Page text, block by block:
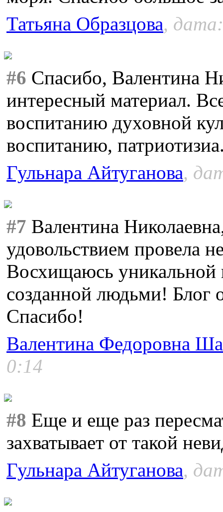
Татьяна Образцова,
#6 Спасибо, Валентина
интересный материал.
воспитанию духовной
воспитанию,
Гульнара Айтуганова,
#7 Валентина
удовольствием провела
Восхищаюсь уникальной
созданной людьми! Блог
Спасибо!
Валентина Федоровна
0:14
#8 Еще и еще раз
захватывает от такой
Гульнара Айтуганова,